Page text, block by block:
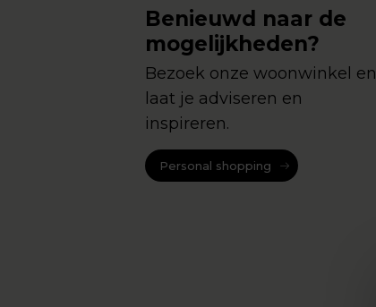
Benieuwd naar de
mogelijkheden?
Bezoek onze woonwinkel en
laat je adviseren en
inspireren.
Personal shopping